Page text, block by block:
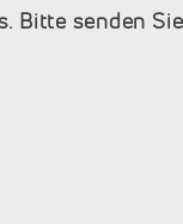
senden